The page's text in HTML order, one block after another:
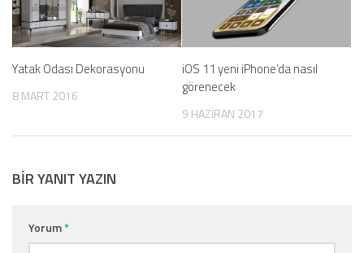
Yatak Odası Dekorasyonu
8 MART 2016
iOS 11 yeni iPhone’da nasıl
görenecek
9 HAZIRAN 2017
BIR YANIT YAZIN
Yorum*